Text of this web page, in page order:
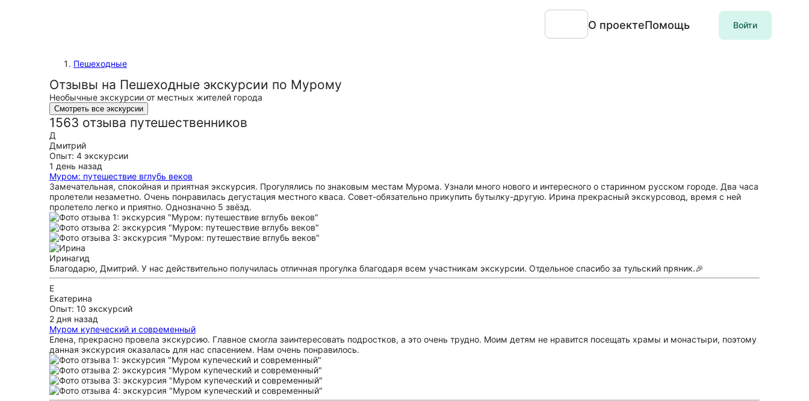
О проектеПомощь Войти
Пешеходные
Отзывы на Пешеходные экскурсии по Мурому
Необычные экскурсии от местных жителей города
Смотреть все экскурсии
1563 отзыва путешественников
Д
Дмитрий
Опыт: 4 экскурсии
1 день назад
Муром: путешествие вглубь веков
Замечательная, спокойная и приятная экскурсия. Прогулялись по знаковым местам Мурома. Узнали много нового и интересного о старинном русском городе. Два часа
пролетели незаметно. Очень понравилась дегустация местного кваса. Совет-обязательно прикупить бутылку-другую. Ирина прекрасный экскурсовод, время с ней
пролетело легко и приятно. Однозначно 5 звёзд.
Иринагид
Благодарю, Дмитрий. У нас действительно получилась отличная прогулка благодаря всем участникам экскурсии. Отдельное спасибо за тульский пряник.🎉
Е
Екатерина
Опыт: 10 экскурсий
2 дня назад
Муром купеческий и современный
Елена, прекрасно провела экскурсию. Главное смогла заинтересовать подростков, а это очень трудно. Моим детям не нравится посещать храмы и монастыри, поэтому
данная экскурсия оказалась для нас спасением. Нам очень понравилось.